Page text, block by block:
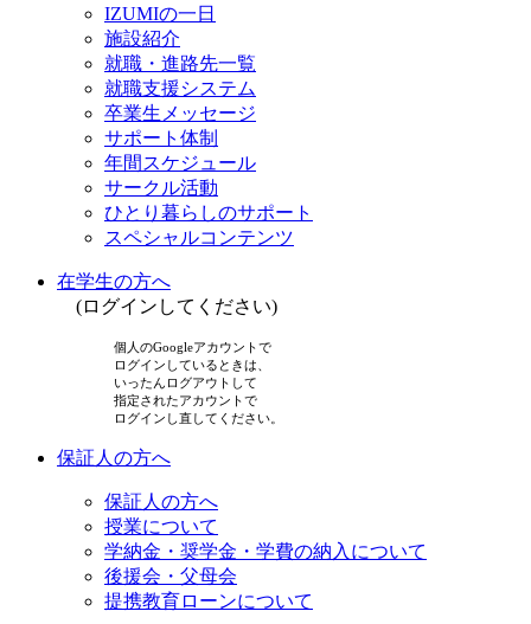
IZUMIの一日
施設紹介
就職・進路先一覧
就職支援システム
卒業生メッセージ
サポート体制
年間スケジュール
サークル活動
ひとり暮らしのサポート
スペシャルコンテンツ
在学生の方へ
(ログインしてください)
個人のGoogleアカウントで
ログインしているときは、
いったんログアウトして
指定されたアカウントで
ログインし直してください。
保証人の方へ
保証人の方へ
授業について
学納金・奨学金・学費の納入について
後援会・父母会
提携教育ローンについて